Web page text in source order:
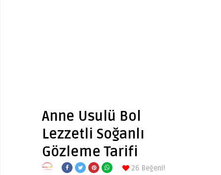
Anne Usulü Bol
Lezzetli Soğanlı
Gözleme Tarifi
26 Beğeni!